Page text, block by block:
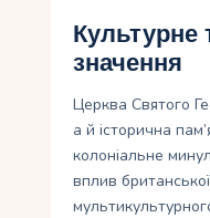
Культурне
значення
Церква Святого
а й історична
колоніальне
вплив